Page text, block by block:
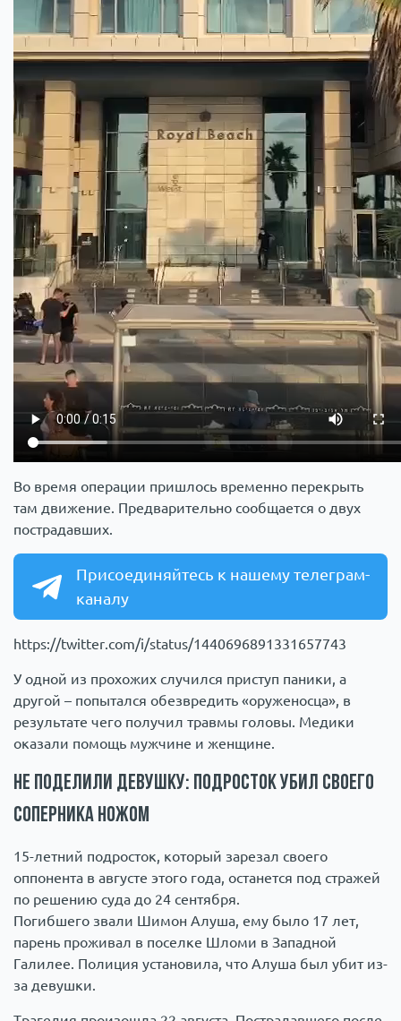
Во время операции пришлось временно перекрыть
там движение. Предварительно сообщается о двух
пострадавших.
Присоединяйтесь к нашему телеграм-
каналу
https://twitter.com/i/status/1440696891331657743
У одной из прохожих случился приступ паники, а
другой – попытался обезвредить «оруженосца», в
результате чего получил травмы головы. Медики
оказали помощь мужчине и женщине.
Не поделили девушку: подросток убил своего
соперника ножом
15-летний подросток, который зарезал своего
оппонента в августе этого года, останется под стражей
по решению суда до 24 сентября.
Погибшего звали Шимон Алуша, ему было 17 лет,
парень проживал в поселке Шломи в Западной
Галилее. Полиция установила, что Алуша был убит из-
за девушки.